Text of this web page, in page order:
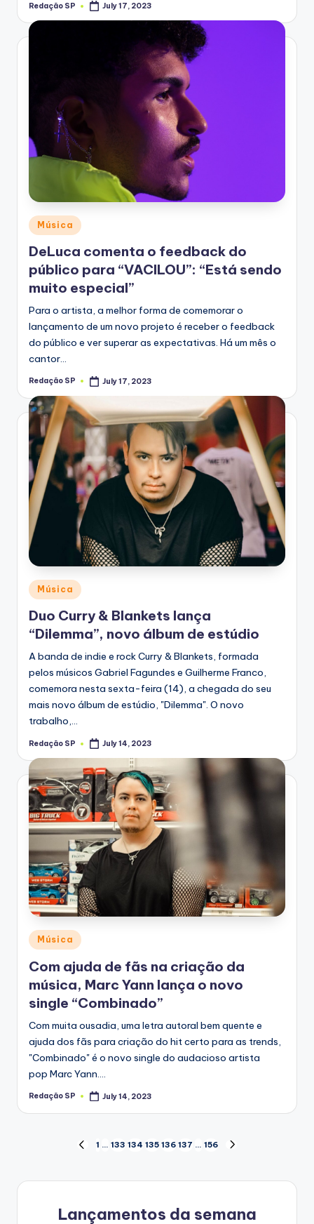
Posted
Redação SP July 17, 2023
Posted
in
Música
DeLuca comenta o feedback do
público para “VACILOU”: “Está sendo
muito especial”
Para o artista, a melhor forma de comemorar o
lançamento de um novo projeto é receber o feedback
do público e ver superar as expectativas. Há um mês o
cantor…
Posted
Redação SP July 17, 2023
Posted
in
Música
Duo Curry & Blankets lança
“Dilemma”, novo álbum de estúdio
A banda de indie e rock Curry & Blankets, formada
pelos músicos Gabriel Fagundes e Guilherme Franco,
comemora nesta sexta-feira (14), a chegada do seu
mais novo álbum de estúdio, "Dilemma". O novo
trabalho,…
Posted
Redação SP July 14, 2023
Posted
Música
Com ajuda de fãs na criação da
música, Marc Yann lança o novo
single “Combinado”
Com muita ousadia, uma letra autoral bem quente e
ajuda dos fãs para criação do hit certo para as trends,
"Combinado" é o novo single do audacioso artista
pop Marc Yann.…
Posted
Redação SP July 14, 2023
navigation
PREVIOUS
1 … 133 134 135 136 137 … 156
Lançamentos da semana